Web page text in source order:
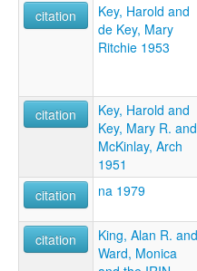
citation
Key, Harold and
de Key, Mary
Ritchie 1953
citation
Key, Harold and
Key, Mary R. and
McKinlay, Arch
1951
citation na 1979
citation
King, Alan R. and
Ward, Monica